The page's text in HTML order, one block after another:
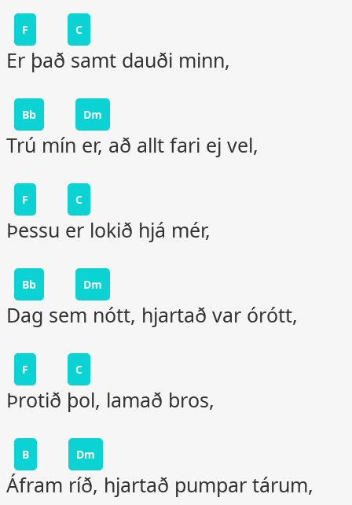
F C
Er það samt dauði minn,
Bb Dm
Trú mín er, að allt fari ej vel,
F C
Þessu er lokið hjá mér,
Bb Dm
Dag sem nótt, hjartað var órótt,
F C
Þrotið þol, lamað bros,
B Dm
Áfram ríð, hjartað pumpar tárum,